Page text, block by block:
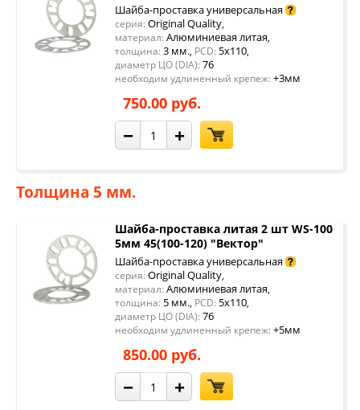
Шайба-проставка универсальная
серия: Original Quality,
материал: Алюминиевая литая,
толщина: 3 мм., PCD: 5x110,
диаметр ЦО (DIA): 76
необходим удлиненный крепеж: +3мм
750.00 руб.
− +
Толщина 5 мм.
Шайба-проставка литая 2 шт WS-100
5мм 45(100-120) "Вектор"
Шайба-проставка универсальная
серия: Original Quality,
материал: Алюминиевая литая,
толщина: 5 мм., PCD: 5x110,
диаметр ЦО (DIA): 76
необходим удлиненный крепеж: +5мм
850.00 руб.
− +